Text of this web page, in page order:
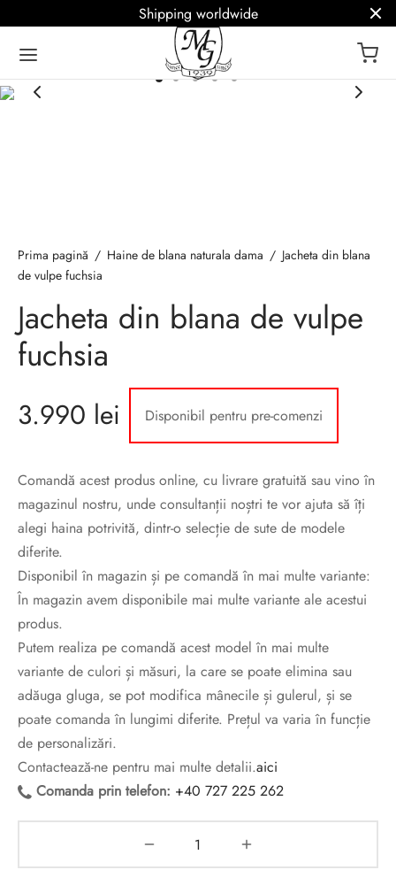
Shipping worldwide
Prima pagină / Haine de blana naturala dama / Jacheta din blana
de vulpe fuchsia
Jacheta din blana de vulpe
fuchsia
3.990 lei Disponibil pentru pre-comenzi
Comandă acest produs online, cu livrare gratuită sau vino în
magazinul nostru, unde consultanții noștri te vor ajuta să îți
alegi haina potrivită, dintr-o selecție de sute de modele
diferite.
Disponibil în magazin și pe comandă în mai multe variante:
În magazin avem disponibile mai multe variante ale acestui
produs.
Putem realiza pe comandă acest model în mai multe
variante de culori și măsuri, la care se poate elimina sau
adăuga gluga, se pot modifica mânecile și gulerul, și se
poate comanda în lungimi diferite. Prețul va varia în funcție
de personalizări.
Contactează-ne pentru mai multe detalii.aici
Comanda prin telefon: +40 727 225 262
de blana naturala
de blana
/ Etole de blana
de blana
/ Haine la comanda
haine de blana
haine de blana
blanuri (Fur SPA)
termeni blanarie